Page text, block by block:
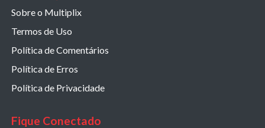
Sobre o Multiplix
Termos de Uso
Política de Comentários
Política de Erros
Política de Privacidade
Fique Conectado